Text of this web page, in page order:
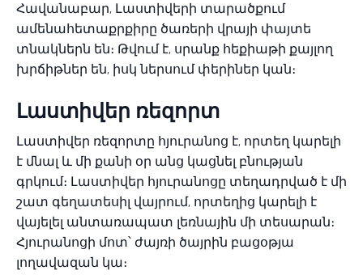
Հավանաբար, Լաստիվերի տարածքում
ամենահետաքրքիրը ծառերի վրայի փայտե
տնակներն են։ Թվում է, սրանք հեքիաթի քայլող
խրճիթներ են, իսկ ներսում փերիներ կան։
Լաստիվեր ռեզորտ
Լաստիվեր ռեզորտը հյուրանոց է, որտեղ կարելի
է մնալ և մի քանի օր անց կացնել բնության
գրկում։ Լաստիվեր հյուրանոցը տեղադրված է մի
շատ գեղատեսիլ վայրում, որտեղից կարելի է
վայելել անտառապատ լեռնային մի տեսարան։
Հյուրանոցի մոտ՝ ժայռի ծայրին բացօթյա
լողավազան կա։